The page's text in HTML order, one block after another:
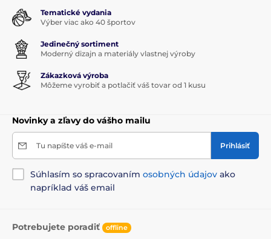
Tematické vydania
Výber viac ako 40 športov
Jedinečný sortiment
Moderný dizajn a materiály vlastnej výroby
Zákazková výroba
Môžeme vyrobiť a potlačiť váš tovar od 1 kusu
Novinky a zľavy do vášho mailu
Tu napíšte váš e-mail Prihlásiť
Súhlasím so spracovaním osobných údajov ako
napríklad váš email
Potrebujete poradiť offline